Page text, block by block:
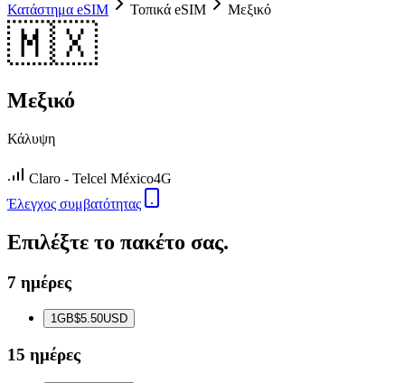
Κατάστημα eSIM Τοπικά eSIM Μεξικό
🇲🇽
Μεξικό
Κάλυψη
Claro - Telcel México4G
Έλεγχος συμβατότητας
Επιλέξτε το πακέτο σας.
7 ημέρες
1GB$5.50USD
15 ημέρες